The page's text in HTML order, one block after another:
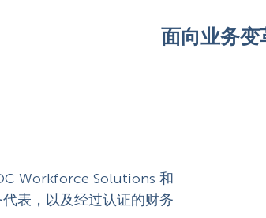
面向业务变
Workforce Solutions 和
表，以及经过认证的财务